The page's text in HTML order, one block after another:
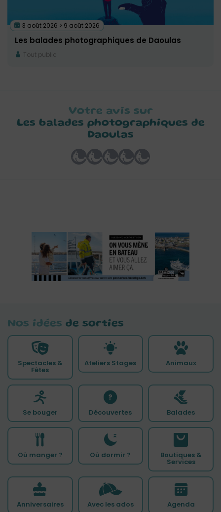
3 août 2026 > 9 août 2026
Les balades photographiques de Daoulas
Tout public
Votre avis sur
Les balades photographiques de
Daoulas
Nos idées de sorties
Spectacles &
Fêtes
Ateliers Stages Animaux
Se bouger Découvertes Balades
Où manger ? Où dormir ? Boutiques &
Services
Anniversaires Avec les ados Agenda